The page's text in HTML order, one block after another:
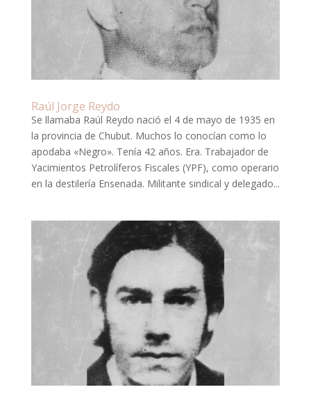
Raúl Jorge Reydo
Se llamaba Raúl Reydo nació el 4 de mayo de 1935 en
la provincia de Chubut. Muchos lo conocían como lo
apodaba «Negro». Tenía 42 años. Era. Trabajador de
Yacimientos Petrolíferos Fiscales (YPF), como operario
en la destilería Ensenada. Militante sindical y delegado...